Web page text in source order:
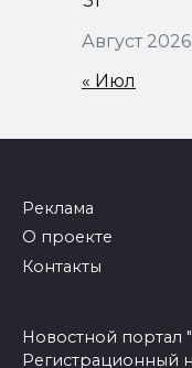
Август 2026
« Июл
Реклама
О проекте
Контакты
Новостной портал
Регистрационный